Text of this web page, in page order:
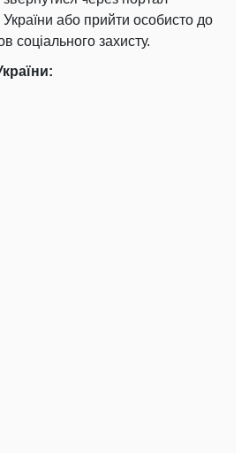
або прийти особисто до
соціального захисту.